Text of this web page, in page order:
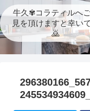
牛久✾コラティルへ
見を頂けますと幸い
🙇